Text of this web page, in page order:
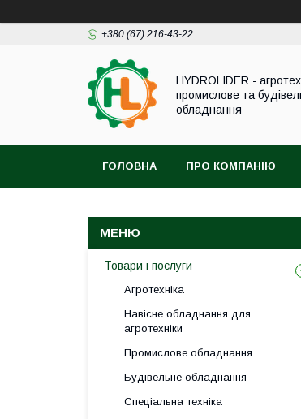
+380 (67) 216-43-22
HYDROLIDER -
промислове та
обладнання
ГОЛОВНА ПРО КОМПАНІЮ
Товари і послуги
Агротехніка
Навісне обладнання для
агротехніки
Промислове обладнання
Будівельне обладнання
Спеціальна техніка